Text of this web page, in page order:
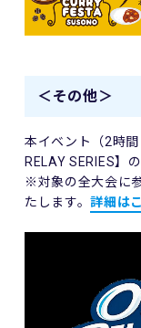
＜その他＞
本イベント（2時
RELAY SERIES】
※対象の全大会に
たします。詳細は